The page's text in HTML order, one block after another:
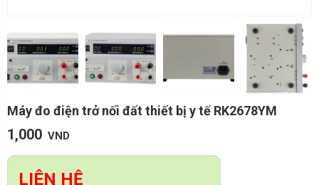
Máy đo điện trở nối đất thiết bị y tế RK2678YM
1,000 VND
LIÊN HỆ